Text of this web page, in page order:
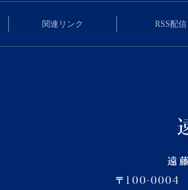
関連リンク RSS配信